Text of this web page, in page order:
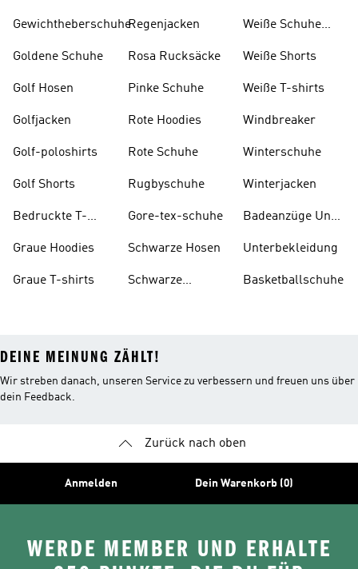
Gewichtheberschuhe
Goldene Schuhe
Golf Hosen
Golfjacken
Golf-poloshirts
Golf Shorts
Bedruckte T-
Graue Hoodies
Graue T-shirts
Regenjacken
Rosa Rucksäcke
Pinke Schuhe
Rote Hoodies
Rote Schuhe
Rugbyschuhe
Gore-tex-schuhe
Schwarze Hosen
Schwarze
Weiße Schuhe
Weiße Shorts
Weiße T-shirts
Windbreaker
Winterschuhe
Winterjacken
Badeanzüge Und
Unterbekleidung
Basketballschuhe
DEINE MEINUNG ZÄHLT!
Wir streben danach, unseren Service zu verbessern und freuen uns über
dein Feedback.
Zurück nach oben
Anmelden Dein Warenkorb (0)
WERDE MEMBER UND ERHALTE